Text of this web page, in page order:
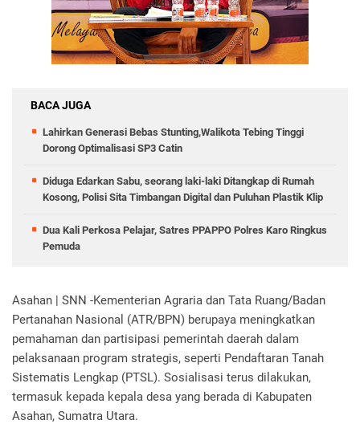
BACA JUGA
Lahirkan Generasi Bebas Stunting,Walikota Tebing Tinggi
Dorong Optimalisasi SP3 Catin
Diduga Edarkan Sabu, seorang laki-laki Ditangkap di Rumah
Kosong, Polisi Sita Timbangan Digital dan Puluhan Plastik Klip
Dua Kali Perkosa Pelajar, Satres PPAPPO Polres Karo Ringkus
Pemuda
Asahan | SNN -Kementerian Agraria dan Tata Ruang/Badan
Pertanahan Nasional (ATR/BPN) berupaya meningkatkan
pemahaman dan partisipasi pemerintah daerah dalam
pelaksanaan program strategis, seperti Pendaftaran Tanah
Sistematis Lengkap (PTSL). Sosialisasi terus dilakukan,
termasuk kepada kepala desa yang berada di Kabupaten
Asahan, Sumatra Utara.